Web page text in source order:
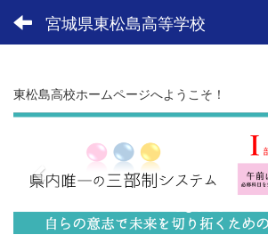
宮城県東松島高等学校
東松島高校ホームページへようこそ！
p
e